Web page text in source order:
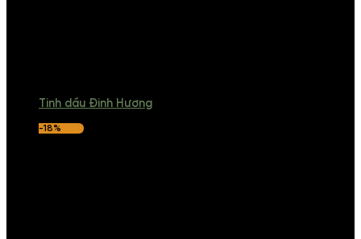
Tinh dầu Đinh Hương
-18%